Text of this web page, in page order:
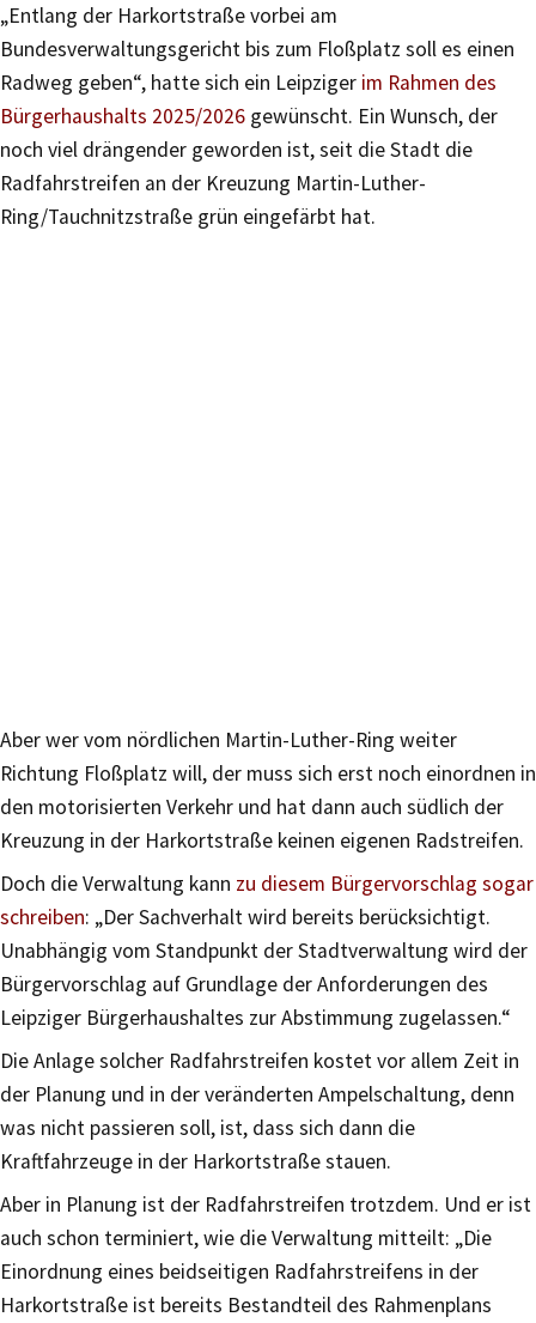
„Entlang der Harkortstraße vorbei am
Bundesverwaltungsgericht bis zum Floßplatz soll es einen
Radweg geben“, hatte sich ein Leipziger im Rahmen des
Bürgerhaushalts 2025/2026 gewünscht. Ein Wunsch, der
noch viel drängender geworden ist, seit die Stadt die
Radfahrstreifen an der Kreuzung Martin-Luther-
Ring/Tauchnitzstraße grün eingefärbt hat.
Aber wer vom nördlichen Martin-Luther-Ring weiter
Richtung Floßplatz will, der muss sich erst noch einordnen in
den motorisierten Verkehr und hat dann auch südlich der
Kreuzung in der Harkortstraße keinen eigenen Radstreifen.
Doch die Verwaltung kann zu diesem Bürgervorschlag sogar
schreiben: „Der Sachverhalt wird bereits berücksichtigt.
Unabhängig vom Standpunkt der Stadtverwaltung wird der
Bürgervorschlag auf Grundlage der Anforderungen des
Leipziger Bürgerhaushaltes zur Abstimmung zugelassen.“
Die Anlage solcher Radfahrstreifen kostet vor allem Zeit in
der Planung und in der veränderten Ampelschaltung, denn
was nicht passieren soll, ist, dass sich dann die
Kraftfahrzeuge in der Harkortstraße stauen.
Aber in Planung ist der Radfahrstreifen trotzdem. Und er ist
auch schon terminiert, wie die Verwaltung mitteilt: „Die
Einordnung eines beidseitigen Radfahrstreifens in der
Harkortstraße ist bereits Bestandteil des Rahmenplans